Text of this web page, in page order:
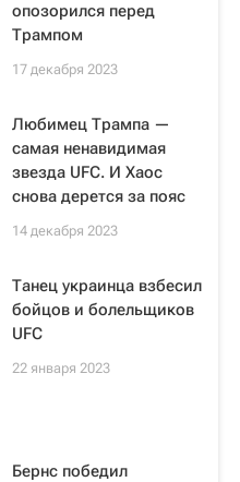
опозорился перед
Трампом
17 декабря 2023
Любимец Трампа —
самая ненавидимая
звезда UFC. И Хаос
снова дерется за пояс
14 декабря 2023
Танец украинца взбесил
бойцов и болельщиков
UFC
22 января 2023
Бернс победил